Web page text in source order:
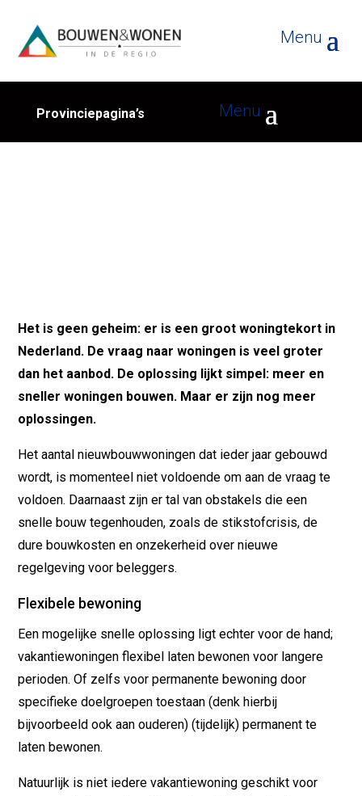
Provinciepagina’s
Het is geen geheim: er is een groot woningtekort in
Nederland. De vraag naar woningen is veel groter
dan het aanbod. De oplossing lijkt simpel: meer en
sneller woningen bouwen. Maar er zijn nog meer
oplossingen.
Het aantal nieuwbouwwoningen dat ieder jaar gebouwd
wordt, is momenteel niet voldoende om aan de vraag te
voldoen. Daarnaast zijn er tal van obstakels die een
snelle bouw tegenhouden, zoals de stikstofcrisis, de
dure bouwkosten en onzekerheid over nieuwe
regelgeving voor beleggers.
Flexibele bewoning
Een mogelijke snelle oplossing ligt echter voor de hand;
vakantiewoningen flexibel laten bewonen voor langere
perioden. Of zelfs voor permanente bewoning door
specifieke doelgroepen toestaan (denk hierbij
bijvoorbeeld ook aan ouderen) (tijdelijk) permanent te
laten bewonen.
Natuurlijk is niet iedere vakantiewoning geschikt voor